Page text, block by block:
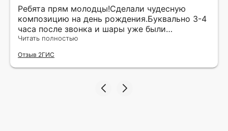
Ребята прям молодцы!Сделали чудесную
композицию на день рождения.Буквально 3-4
часа после звонка и шары уже были
доставлены мне по адресу.Качество
рада.
Читать полностью
Отзыв 2ГИС